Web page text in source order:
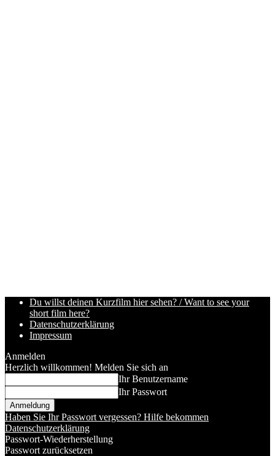
Du willst deinen Kurzfilm hier sehen? / Want to see your
short film here?
Datenschutzerklärung
Impressum
Anmelden
Herzlich willkommen! Melden Sie sich an
Ihr Benutzername
Ihr Passwort
Haben Sie Ihr Passwort vergessen? Hilfe bekommen
Datenschutzerklärung
Passwort-Wiederherstellung
Passwort zurücksetzen